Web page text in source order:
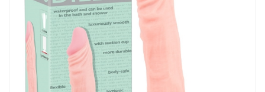
Беспроцентная рассрочка